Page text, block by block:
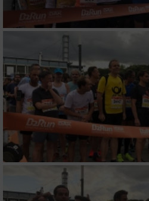
Verwendung von Profilen zur
Erstellung von Profilen zur
von Inhalten
Verwendung von Profilen zur
personalisierter Inhalte
Messung der Werbeleistung
Messung der Performance von